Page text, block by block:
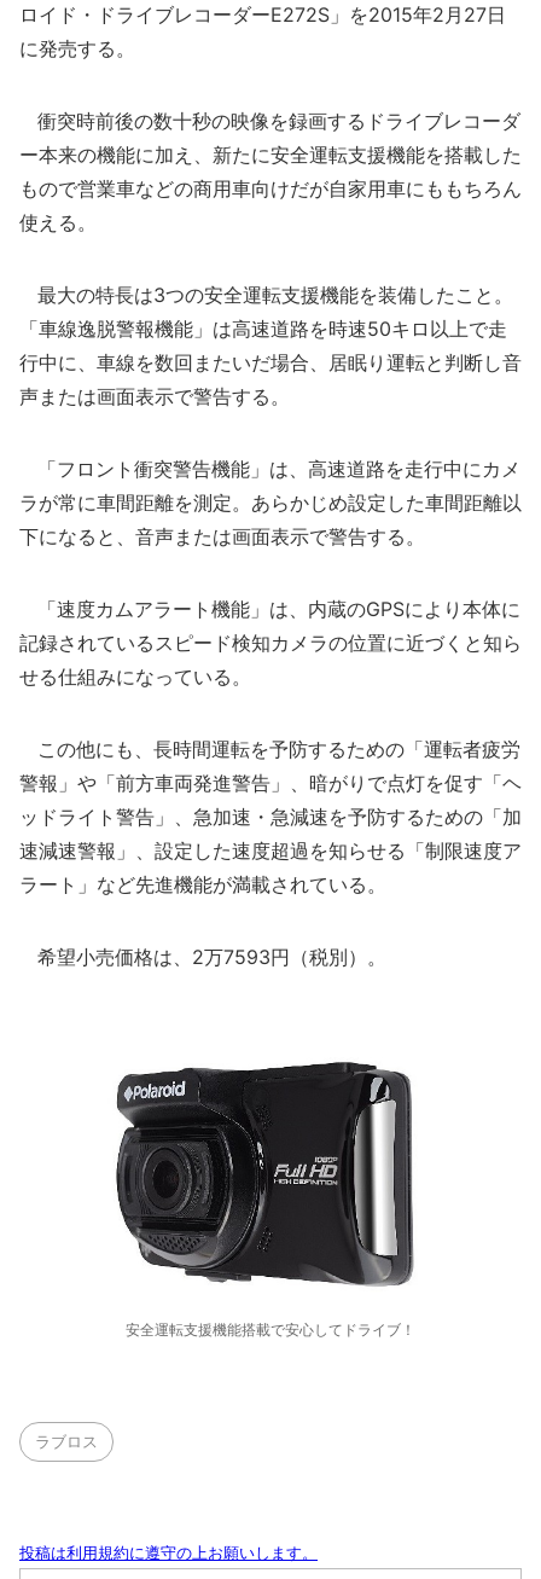
ロイド・ドライブレコーダーE272S」を2015年2月27日
に発売する。
衝突時前後の数十秒の映像を録画するドライブレコーダ
ー本来の機能に加え、新たに安全運転支援機能を搭載した
もので営業車などの商用車向けだが自家用車にももちろん
使える。
最大の特長は3つの安全運転支援機能を装備したこと。
「車線逸脱警報機能」は高速道路を時速50キロ以上で走
行中に、車線を数回またいだ場合、居眠り運転と判断し音
声または画面表示で警告する。
「フロント衝突警告機能」は、高速道路を走行中にカメ
ラが常に車間距離を測定。あらかじめ設定した車間距離以
下になると、音声または画面表示で警告する。
「速度カムアラート機能」は、内蔵のGPSにより本体に
記録されているスピード検知カメラの位置に近づくと知ら
せる仕組みになっている。
この他にも、長時間運転を予防するための「運転者疲労
警報」や「前方車両発進警告」、暗がりで点灯を促す「ヘ
ッドライト警告」、急加速・急減速を予防するための「加
速減速警報」、設定した速度超過を知らせる「制限速度ア
ラート」など先進機能が満載されている。
希望小売価格は、2万7593円（税別）。
安全運転支援機能搭載で安心してドライブ！
ラブロス